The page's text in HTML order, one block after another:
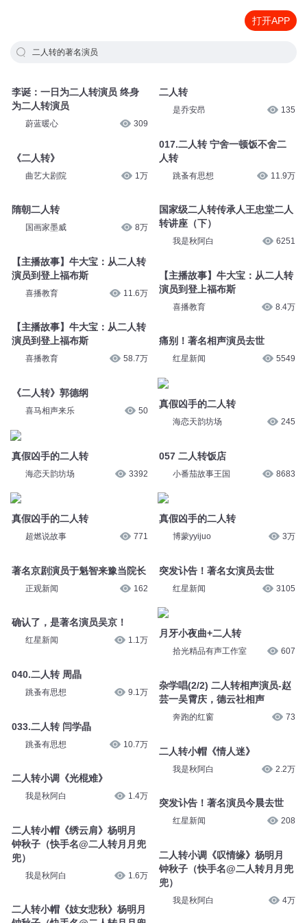
打开APP
二人转的著名演员
李诞：一日为二人转演员 终身
为二人转演员
蔚蓝暖心 309
《二人转》
曲艺大剧院 1万
隋朝二人转
国画家墨威 8万
【主播故事】牛大宝：从二人转
演员到登上福布斯
喜播教育 11.6万
【主播故事】牛大宝：从二人转
演员到登上福布斯
喜播教育 58.7万
《二人转》郭德纲
喜马相声来乐 50
真假凶手的二人转
海恋天韵坊场 3392
真假凶手的二人转
超燃说故事 771
著名京剧演员于魁智来豫当院长
正观新闻 162
确认了，是著名演员吴京！
红星新闻 1.1万
040.二人转 周晶
跳蚤有思想 9.1万
033.二人转 闫学晶
跳蚤有思想 10.7万
二人转小调《光棍难》
我是秋阿白 1.4万
二人转小帽《绣云肩》杨明月
钟秋子（快手名@二人转月月兜
兜）
我是秋阿白 1.6万
二人转小帽《妓女悲秋》杨明月
二人转
是乔安昂 135
017.二人转 宁舍一顿饭不舍二
人转
跳蚤有思想 11.9万
国家级二人转传承人王忠堂二人
转讲座（下）
我是秋阿白 6251
【主播故事】牛大宝：从二人转
演员到登上福布斯
喜播教育 8.4万
痛别！著名相声演员去世
红星新闻 5549
真假凶手的二人转
海恋天韵坊场 245
057 二人转饭店
小番茄故事王国 8683
真假凶手的二人转
博蒙yyijuo 3万
突发讣告！著名女演员去世
红星新闻 3105
月牙小夜曲+二人转
拾光精品有声工作室 607
杂学唱(2/2) 二人转相声演员-赵
芸一吴霄庆，德云社相声
奔跑的红窗 73
二人转小帽《情人迷》
我是秋阿白 2.2万
突发讣告！著名演员今晨去世
红星新闻 208
二人转小调《叹情缘》杨明月
钟秋子（快手名@二人转月月兜
兜）
我是秋阿白 4万